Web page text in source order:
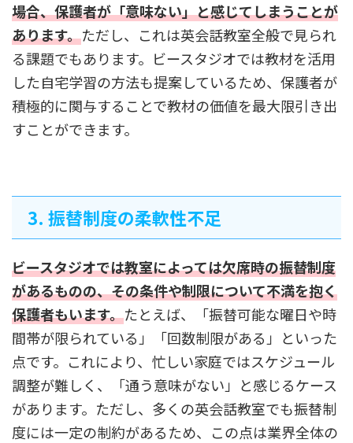
場合、保護者が「意味ない」と感じてしまうことが
あります。ただし、これは英会話教室全般で見られ
る課題でもあります。ビースタジオでは教材を活用
した自宅学習の方法も提案しているため、保護者が
積極的に関与することで教材の価値を最大限引き出
すことができます。
3. 振替制度の柔軟性不足
ビースタジオでは教室によっては欠席時の振替制度
があるものの、その条件や制限について不満を抱く
保護者もいます。たとえば、「振替可能な曜日や時
間帯が限られている」「回数制限がある」といった
点です。これにより、忙しい家庭ではスケジュール
調整が難しく、「通う意味がない」と感じるケース
があります。ただし、多くの英会話教室でも振替制
度には一定の制約があるため、この点は業界全体の